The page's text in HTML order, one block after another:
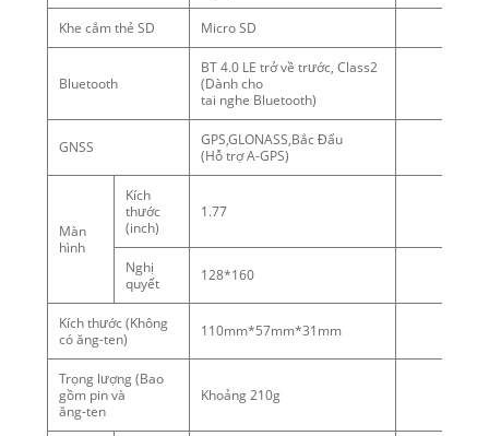
Khe cắm thẻ SD Micro SD
Bluetooth
BT 4.0 LE trở về trước, Class2
(Dành cho
tai nghe Bluetooth)
GNSS
GPS,GLONASS,Bắc Đẩu
(Hỗ trợ A-GPS)
Màn
hình
Kích
thước
(inch)
1.77
Nghị
quyết
128*160
Kích thước (Không
có ăng-ten)
110mm*57mm*31mm
Trọng lượng (Bao
gồm pin và
ăng-ten
Khoảng 210g